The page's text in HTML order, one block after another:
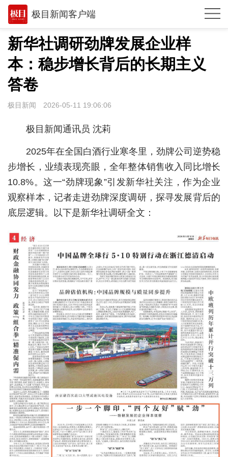
极目新闻客户端
推荐
观点
时政
湖北
环球
专题
极客圈
城建
科教
健康
悠游
相亲
汽车
房产
消费
创意
文化
新华社调研劲牌发展企业样
本：稳步增长背后的长期主义
答卷
极目新闻 2026-05-11 19:06:06
极目新闻通讯员 沈莉
2025年在全国白酒行业寒冬里，劲牌公司逆势稳
步增长，业绩表现亮眼，全年整体销售收入同比增长
10.8%。这一“劲牌现象”引发新华社关注，作为企业
观察样本，记者走进劲牌深度调研，探寻发展背后的
底层逻辑。以下是新华社调研全文：